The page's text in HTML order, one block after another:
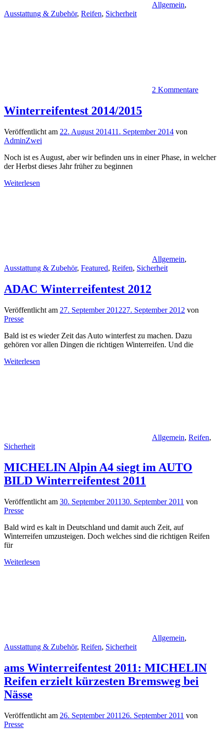
Allgemein,
Ausstattung & Zubehör, Reifen, Sicherheit
2 Kommentare
Winterreifentest 2014/2015
Veröffentlicht am 22. August 201411. September 2014 von
AdminZwei
Noch ist es August, aber wir befinden uns in einer Phase, in welcher
der Herbst dieses Jahr früher zu beginnen
Weiterlesen
Allgemein,
Ausstattung & Zubehör, Featured, Reifen, Sicherheit
ADAC Winterreifentest 2012
Veröffentlicht am 27. September 201227. September 2012 von
Presse
Bald ist es wieder Zeit das Auto winterfest zu machen. Dazu
gehören vor allen Dingen die richtigen Winterreifen. Und die
Weiterlesen
Allgemein, Reifen,
Sicherheit
MICHELIN Alpin A4 siegt im AUTO
BILD Winterreifentest 2011
Veröffentlicht am 30. September 201130. September 2011 von
Presse
Bald wird es kalt in Deutschland und damit auch Zeit, auf
Winterreifen umzusteigen. Doch welches sind die richtigen Reifen
für
Weiterlesen
Allgemein,
Ausstattung & Zubehör, Reifen, Sicherheit
ams Winterreifentest 2011: MICHELIN
Reifen erzielt kürzesten Bremsweg bei
Nässe
Veröffentlicht am 26. September 2011 26. September 2011 von
Presse